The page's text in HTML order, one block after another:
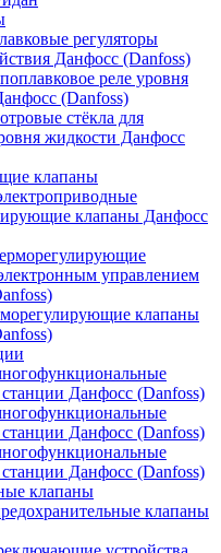
регуляторы
Данфосс (Danfoss)
реле уровня
(Danfoss)
стёкла для
жидкости Данфосс
клапаны
клапаны Данфосс
управлением
клапаны
Данфосс (Danfoss)
Данфосс (Danfoss)
Данфосс (Danfoss)
клапаны
клапаны